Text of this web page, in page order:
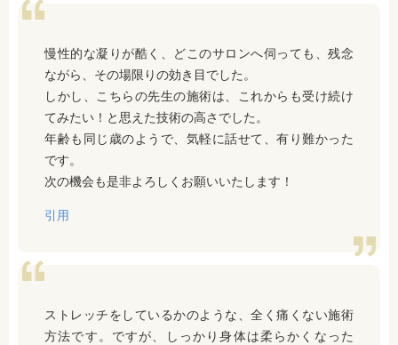
慢性的な凝りが酷く、どこのサロンへ伺っても、残念
ながら、その場限りの効き目でした。
しかし、こちらの先生の施術は、これからも受け続け
てみたい！と思えた技術の高さでした。
年齢も同じ歳のようで、気軽に話せて、有り難かった
です。
次の機会も是非よろしくお願いいたします！
引用
ストレッチをしているかのような、全く痛くない施術
方法です。ですが、しっかり身体は柔らかくなった